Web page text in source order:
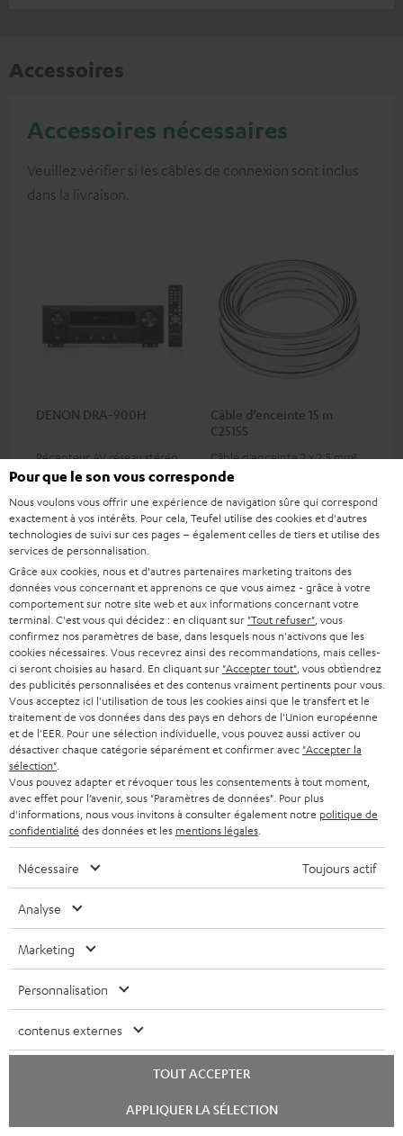
Accessoires
Accessoires nécessaires
Veuillez vérifier si les câbles de connexion sont inclus
dans la livraison.
DENON DRA-900H
Récepteur AV réseau stéréo
2.2 haut de gamme avec 145
watts par canal à 6 ohms,
lecture USB et d'autres
entrées analogiques et
numériques, 6 entrées HDMI
et 1 sortie HDMI supportant
8K, 3D, HDCP 2.3, HDR10+,
ARC/eARC et Dolby Vision.
Offre
699,99€
899,00 € Dernier prix le plus bas
899,00€PVC
Câble d’enceinte 15 m
C2515S
Câble d’enceinte 2 x 2,5 mm²
34,99€
Accessoires compatibles
canal sous 4 ohms (à 1 kHz,
0,7 % THD)
269, € 379, €
Matériel inclus
chat
Pour que le son vous corresponde
Nous voulons vous offrir une expérience de navigation sûre qui correspond
exactement à vos intérêts. Pour cela, Teufel utilise des cookies et d'autres
technologies de suivi sur ces pages – également celles de tiers et utilise des
services de personnalisation.
Grâce aux cookies, nous et d'autres partenaires marketing traitons des
données vous concernant et apprenons ce que vous aimez - grâce à votre
comportement sur notre site web et aux informations concernant votre
terminal. C'est vous qui décidez : en cliquant sur "Tout refuser" , vous
confirmez nos paramètres de base, dans lesquels nous n'activons que les
cookies nécessaires. Vous recevrez ainsi des recommandations, mais celles-
ci seront choisies au hasard. En cliquant sur "Accepter tout" , vous obtiendrez
des publicités personnalisées et des contenus vraiment pertinents pour vous.
Vous acceptez ici l'utilisation de tous les cookies ainsi que le transfert et le
traitement de vos données dans des pays en dehors de l'Union européenne
et de l'EER. Pour une sélection individuelle, vous pouvez aussi activer ou
désactiver chaque catégorie séparément et confirmer avec "Accepter la
sélection"
Vous pouvez adapter et révoquer tous les consentements à tout moment,
avec effet pour l’avenir, sous "Paramètres de données". Pour plus
d'informations, nous vous invitons à consulter également notre politique de
confidentialité des données et les mentions légales
Nécessaire Toujours actif
Analyse
Marketing
Personnalisation
contenus externes
TOUT ACCEPTER
APPLIQUER LA SÉLECTION